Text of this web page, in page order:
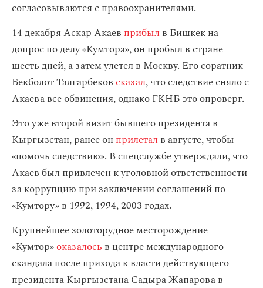
согласовываются с правоохранителями.
14 декабря Аскар Акаев прибыл в Бишкек на
допрос по делу «Кумтора», он пробыл в стране
шесть дней, а затем улетел в Москву. Его соратник
Бекболот Талгарбековсказал, что следствие сняло с
Акаева все обвинения, однако ГКНБ это опроверг.
Это уже второй визит бывшего президента в
Кыргызстан, ранее он прилетал в августе, чтобы
«помочь следствию». В спецслужбе утверждали, что
Акаев был привлечен к уголовной ответственности
за коррупцию при заключении соглашений по
«Кумтору» в 1992, 1994, 2003 годах.
Крупнейшее золоторудное месторождение
«Кумтор»оказалось в центре международного
скандала после прихода к власти действующего
президента Кыргызстана Садыра Жапарова в